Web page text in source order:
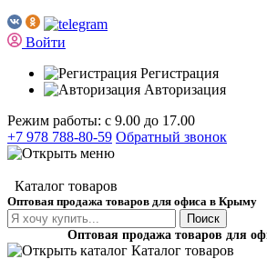
Войти
Регистрация
Авторизация
Режим работы: с 9.00 до 17.00
+7 978 788-80-59 Обратный звонок
Каталог товаров
Оптовая продажа товаров для офиса в Крыму
Поиск
Оптовая продажа товаров для
Каталог товаров